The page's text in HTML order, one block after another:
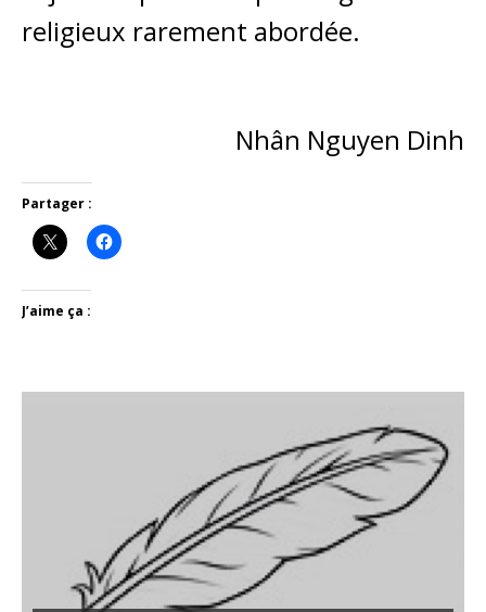
religieux rarement abordée.
Nhân Nguyen Dinh
Partager :
J’aime ça :